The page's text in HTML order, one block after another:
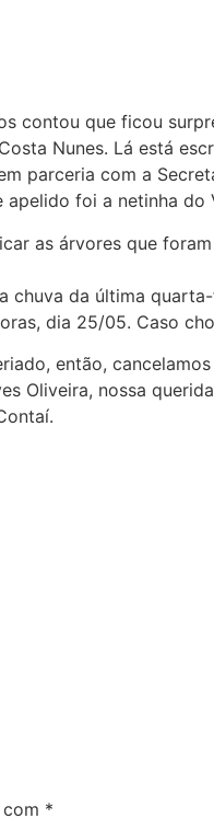
contou que ficou
Nunes. Lá está
parceria com a
apelido foi a netinha do
as árvores que
da última
dia 25/05. Caso
então,
Oliveira, nossa
*